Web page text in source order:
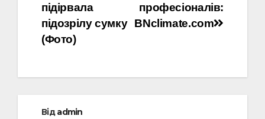
професіоналів:
BNclimate.com
підірвала
підозрілу сумку
(Фото)
Відadmin